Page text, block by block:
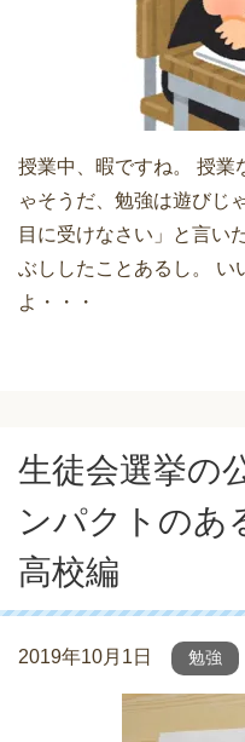
授業中、暇ですね。 授業
ゃそうだ、勉強は遊びじ
目に受けなさい」と言い
ぶししたことあるし。 い
よ・・・
生徒会選挙の
ンパクトのあ
高校編
2019年10月1日 勉強